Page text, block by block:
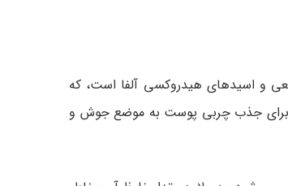
و اسیدهای هیدروکسی آلفا است، که
برای جذب چربی پوست به موضع جوش و